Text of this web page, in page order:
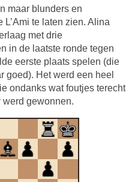
maar blunders en
te laten zien. Alina
met drie
in de laatste ronde tegen
eerste plaats spelen (die
goed). Het werd een heel
ondanks wat foutjes terecht
werd gewonnen.